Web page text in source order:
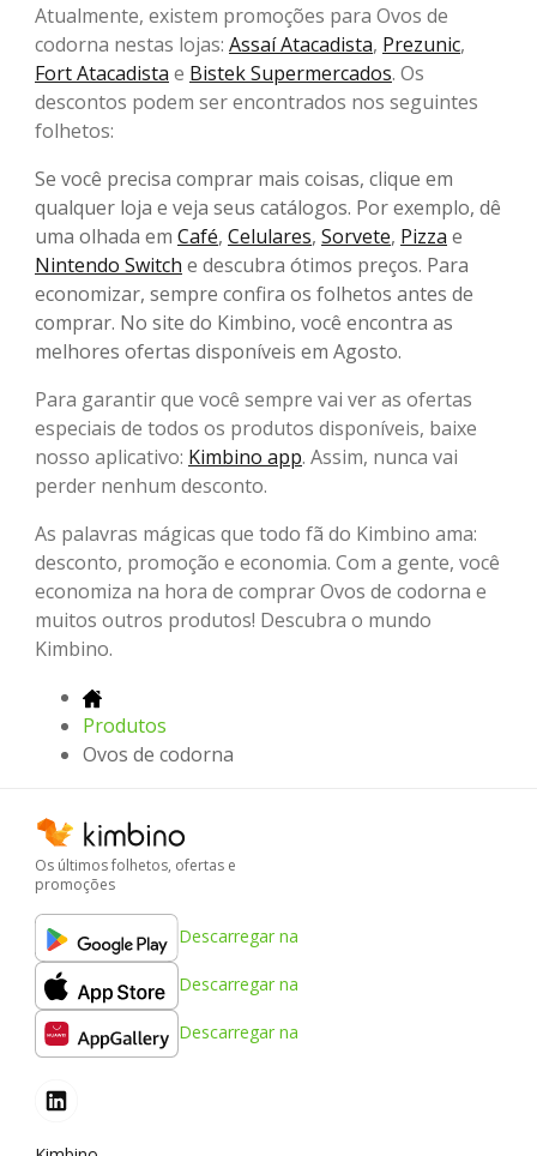
Atualmente, existem promoções para Ovos de
codorna nestas lojas: Assaí Atacadista, Prezunic,
Fort Atacadista e Bistek Supermercados. Os
descontos podem ser encontrados nos seguintes
folhetos:
Se você precisa comprar mais coisas, clique em
qualquer loja e veja seus catálogos. Por exemplo, dê
uma olhada em Café, Celulares, Sorvete, Pizza e
Nintendo Switch e descubra ótimos preços. Para
economizar, sempre confira os folhetos antes de
comprar. No site do Kimbino, você encontra as
melhores ofertas disponíveis em Agosto.
Para garantir que você sempre vai ver as ofertas
especiais de todos os produtos disponíveis, baixe
nosso aplicativo: Kimbino app. Assim, nunca vai
perder nenhum desconto.
As palavras mágicas que todo fã do Kimbino ama:
desconto, promoção e economia. Com a gente, você
economiza na hora de comprar Ovos de codorna e
muitos outros produtos! Descubra o mundo
Kimbino.
Produtos
Ovos de codorna
Os últimos folhetos, ofertas e
promoções
Descarregar na
Descarregar na
Descarregar na